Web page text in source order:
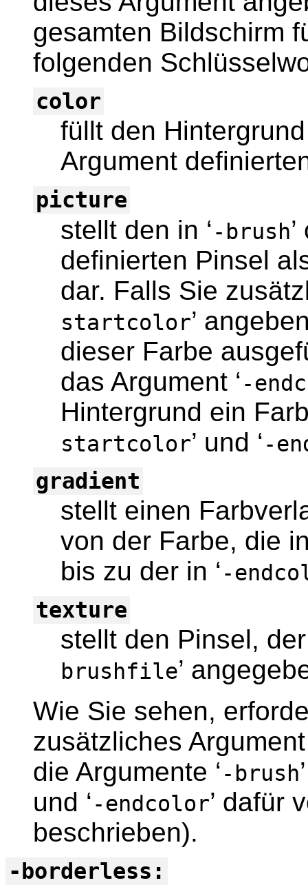
gesamten Bildschirm
folgenden
color
füllt den
Argument
picture
stellt den in ‘-brush
definierten Pinsel
dar. Falls Sie
startcolor’
dieser Farbe
das Argument ‘-
Hintergrund ein
startcolor’ und ‘-
gradient
stellt einen
von der Farbe, die in
bis zu der in ‘-
texture
stellt den Pinsel,
brushfile’
Wie Sie sehen,
zusätzliches
die Argumente ‘-brush
und ‘-endcolor’ dafür
beschrieben).
-borderless: